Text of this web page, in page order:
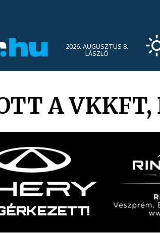
2026. AUGUSZTUS 8.
LÁSZLÓ
A VKKFT,